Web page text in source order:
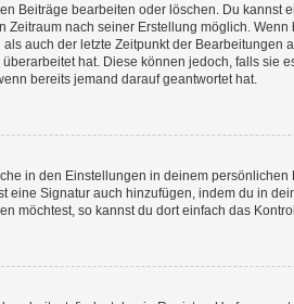
Beiträge bearbeiten oder löschen. Du kannst
nach seiner Erstellung möglich.
auch der letzte Zeitpunkt der
hat. Diese können jedoch, falls sie
bereits jemand darauf geantwortet hat.
in den Einstellungen in deinem
eine Signatur auch hinzufügen, indem du in
so kannst du dort einfach das